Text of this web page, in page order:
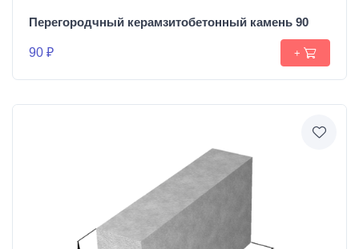
Перегородчный керамзитобетонный камень 90
90 ₽ +